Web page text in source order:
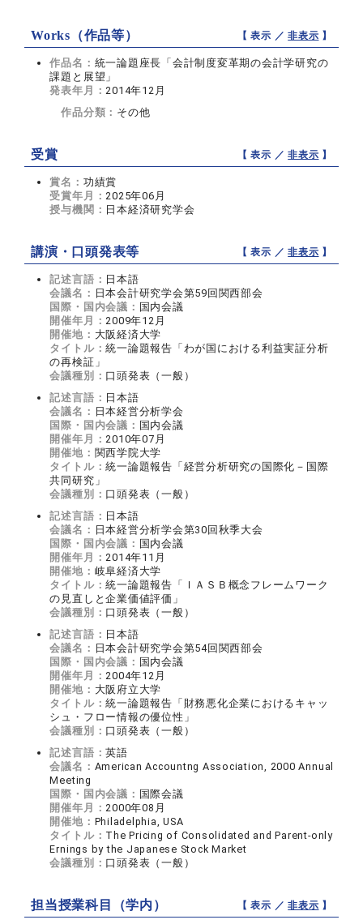
Works（作品等） 【 表示 ／非表示 】
作品名： 統一論題座長「会計制度変革期の会計学研究の
課題と展望」
発表年月： 2014年12月
作品分類： その他
受賞 【 表示 ／非表示 】
賞名： 功績賞
受賞年月： 2025年06月
授与機関： 日本経済研究学会
講演・口頭発表等 【 表示 ／非表示 】
記述言語： 日本語
会議名： 日本会計研究学会第59回関西部会
国際・国内会議： 国内会議
開催年月： 2009年12月
開催地： 大阪経済大学
タイトル：統一論題報告「わが国における利益実証分析
の再検証」
会議種別： 口頭発表（一般）
記述言語： 日本語
会議名： 日本経営分析学会
国際・国内会議： 国内会議
開催年月： 2010年07月
開催地： 関西学院大学
タイトル：統一論題報告「経営分析研究の国際化－国際
共同研究」
会議種別： 口頭発表（一般）
記述言語： 日本語
会議名： 日本経営分析学会第30回秋季大会
国際・国内会議： 国内会議
開催年月： 2014年11月
開催地： 岐阜経済大学
タイトル：統一論題報告「ＩＡＳＢ概念フレームワーク
の見直しと企業価値評価」
会議種別： 口頭発表（一般）
記述言語： 日本語
会議名： 日本会計研究学会第54回関西部会
国際・国内会議： 国内会議
開催年月： 2004年12月
開催地： 大阪府立大学
タイトル：統一論題報告「財務悪化企業におけるキャッ
シュ・フロー情報の優位性」
会議種別： 口頭発表（一般）
記述言語：英語
会議名： American Accountng Association, 2000 Annual
Meeting
国際・国内会議： 国際会議
開催年月： 2000年08月
開催地： Philadelphia, USA
タイトル： The Pricing of Consolidated and Parent-only
Ernings by the Japanese Stock Market
会議種別： 口頭発表（一般）
担当授業科目（学内） 【 表示 ／非表示 】